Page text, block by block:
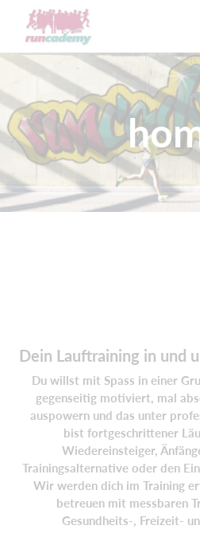
Dein Lauftraining in und
Du willst mit Spass in einer
gegenseitig motiviert, mal
auspowern und das unter
bist fortgeschrittener
Wiedereinsteiger,
Trainingsalternative oder den
Wir werden dich im Training
betreuen mit messbaren
Gesundheits-, Freizeit-